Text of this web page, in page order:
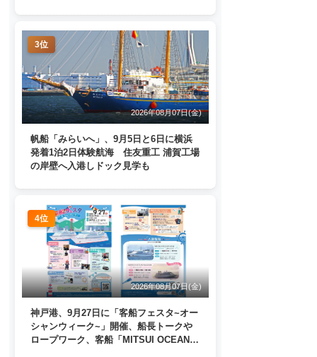
3位
2026年08月07日(金)
帆船「みらいへ」、9月5日と6日に横浜
発着1泊2日体験航海 住友重工 浦賀工場
の岸壁へ入港しドック見学も
4位
2026年08月07日(金)
神戸港、9月27日に「客船フェスタ~オー
シャンウィーク~」開催、船長トークや
ロープワーク、客船「MITSUI OCEAN